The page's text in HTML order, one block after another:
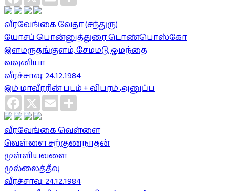
வீரவேங்கை வேதா (சந்துரு)
யோசப் பொன்னுத்துரை டொண்பொஸ்கோ
இளமருதங்குளம், சேமமடு, ஓமந்தை
வவுனியா
வீரச்சாவு: 24.12.1984
இம் மாவீரரின் படம் + விபரம் அனுப்ப
Facebook
X Email
வீரவேங்கை வெள்ளை
வெள்ளை சற்குணநாதன்
முள்ளியவளை
முல்லைத்தீவு
வீரச்சாவு: 24.12.1984